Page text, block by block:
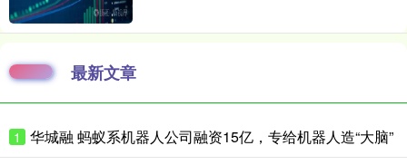
最新文章
1 华城融 蚂蚁系机器人公司融资15亿，专给机器人造“大脑”